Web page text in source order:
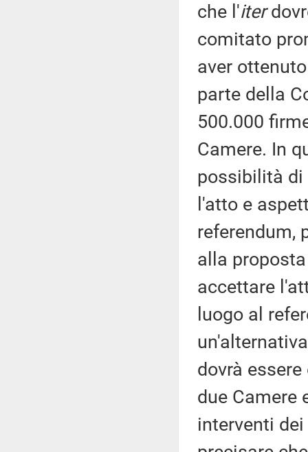
che l'iter
comitato
aver
parte della
500.000
Camere. In
possibilità di
l'atto e
referendum,
alla
accettare
luogo al
dovrà
due Camere
interventi